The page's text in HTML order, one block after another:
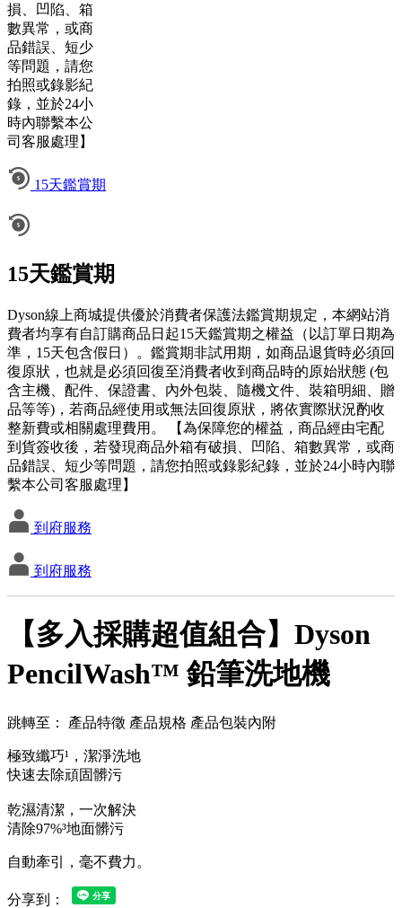
損、凹陷、箱
數異常，或商
品錯誤、短少
等問題，請您
拍照或錄影紀
錄，並於24小
時內聯繫本公
司客服處理】
15天鑑賞期
15天鑑賞期
Dyson線上商城提供優於消費者保護法鑑賞期規定，本網站消
費者均享有自訂購商品日起15天鑑賞期之權益（以訂單日期為
準，15天包含假日）。鑑賞期非試用期，如商品退貨時必須回
復原狀，也就是必須回復至消費者收到商品時的原始狀態 (包
含主機、配件、保證書、內外包裝、隨機文件、裝箱明細、贈
品等等)，若商品經使用或無法回復原狀，將依實際狀況酌收
整新費或相關處理費用。 【為保障您的權益，商品經由宅配
到貨簽收後，若發現商品外箱有破損、凹陷、箱數異常，或商
品錯誤、短少等問題，請您拍照或錄影紀錄，並於24小時內聯
繫本公司客服處理】
到府服務
到府服務
【多入採購超值組合】Dyson
PencilWash™ 鉛筆洗地機
跳轉至： 產品特徵 產品規格 產品包裝內附
極致纖巧¹，潔淨洗地
快速去除頑固髒污
乾濕清潔，一次解決
清除97%³地面髒污
自動牽引，毫不費力。
分享到：